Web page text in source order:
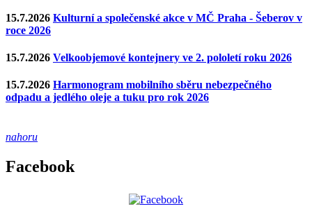
15.7.2026 Kulturní a společenské akce v MČ Praha - Šeberov v
roce 2026
15.7.2026 Velkoobjemové kontejnery ve 2. pololetí roku 2026
15.7.2026 Harmonogram mobilního sběru nebezpečného
odpadu a jedlého oleje a tuku pro rok 2026
nahoru
Facebook